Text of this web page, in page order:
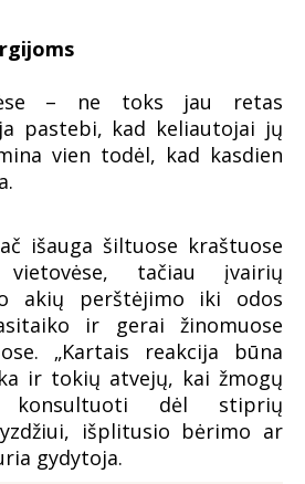
– ne toks jau retas
pastebi, kad keliautojai jų
vien todėl, kad kasdien
išauga šiltuose kraštuose
tačiau įvairių
akių perštėjimo iki odos
ir gerai žinomuose
„Kartais reakcija būna
ir tokių atvejų, kai žmogų
konsultuoti dėl stiprių
išplitusio bėrimo ar
gydytoja.